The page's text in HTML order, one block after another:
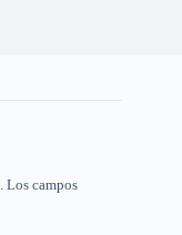
Los campos